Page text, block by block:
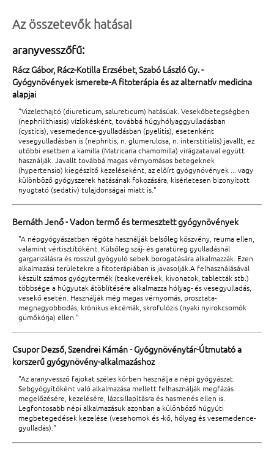
Az összetevők hatásai
aranyvesszőfű:
Rácz Gábor, Rácz-Kotilla Erzsébet, Szabó László Gy. -
Gyógynövények ismerete-A fitoterápia és az alternatív medicina
alapjai
"Vizelethajtó (diureticum, salureticum) hatásúak. Vesekőbetegségben
(nephrilithiasis) vízlökésként, továbbá húgyhólyaggyulladásban
(cystitis), vesemedence-gyulladásban (pyelitis), esetenként
vesegyulladásban is (nephritis, n. glumerulosa, n. interstitialis) javallt, ez
utóbbi esetben a kamilla (Matricaria chamomilla) virágzataival együtt
használják. Javallt továbbá magas vérnyomásos betegeknek
(hypertensio) kiegészítő kezeléseként, az előírt gyógynövények ... vagy
különböző gyógyszerek hatásának fokozására, kísérletesen bizonyított
nyugtató (sedativ) tulajdonságai miatt is."
Bernáth Jenő - Vadon termő és termesztett gyógynövények
"A népgyógyászatban régóta használják belsőleg köszvény, reuma ellen,
valamint vértisztítóként. Külsőleg száj- és garatüreg gyulladásnál
gargarizálásra és rosszul gyógyuló sebek borogatására alkalmazzák. Ezen
alkalmazási területekre a fitoterápiában is javasolják.A felhasználásával
készült számos gyógytermék (teakeverékek, kivonatok, tabletták stb.)
többsége a húgyutak átöblítésére alkalmazza hólyag- és vesegyulladás,
vesekő esetén. Használják még magas vérnyomás, prosztata-
megnagyobbodás, krónikus ekcémák, skrofulózis (nyaki nyirokcsomók
gümőkórja) ellen."
Csupor Dezső, Szendrei Kámán - Gyógynövénytár-Útmutató a
korszerű gyógynövény-alkalmazáshoz
"Az aranyvessző fajokat széles körben használja a népi gyógyászat.
Sebgyógyítóként való alkalmazása mellett felhasználják megfázás
megelőzésére, kezelésére, lázcsillapításra és hasmenés ellen is.
Legfontosabb népi alkalmazásuk azonban a különböző húgyúti
megbetegedések kezelése (vesehomok és -kő, hólyag és vesemedence-
gyulladás)."